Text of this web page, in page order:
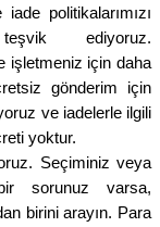
politikalarımızı
teşvik ediyoruz.
işletmeniz için daha
gönderim için
ve iadelerle ilgili
yoktur.
Seçiminiz veya
sorunuz varsa,
birini arayın. Para